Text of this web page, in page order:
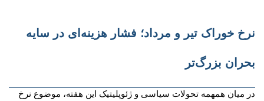
نرخ خوراک تیر و مرداد؛ فشار هزینه‌ای در سایه
بحران بزرگ‌تر
در میان همهمه تحولات سیاسی و ژئوپلیتیک این هفته، موضوع نرخ